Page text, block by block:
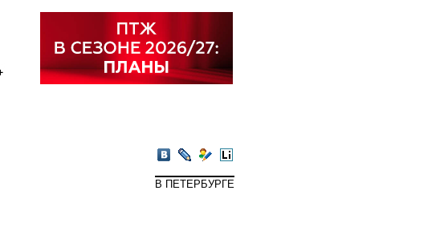
VKontakte
LiveJournal
Мой
LiveInternet
В ПЕТЕРБУРГЕ